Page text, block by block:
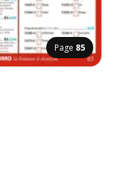
Page 85